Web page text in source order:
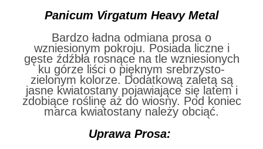
Panicum Virgatum Heavy Metal
Bardzo ładna odmiana prosa o
wzniesionym pokroju. Posiada liczne i
gęste źdźbła rosnące na tle wzniesionych
ku górze liści o pięknym srebrzysto-
zielonym kolorze. Dodatkową zaletą są
jasne kwiatostany pojawiające się latem i
zdobiące roślinę aż do wiosny. Pod koniec
marca kwiatostany należy obciąć.
Uprawa Prosa: